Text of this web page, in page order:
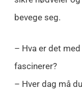
bevege seg.
– Hva er det
fascinerer?
– Hver dag må